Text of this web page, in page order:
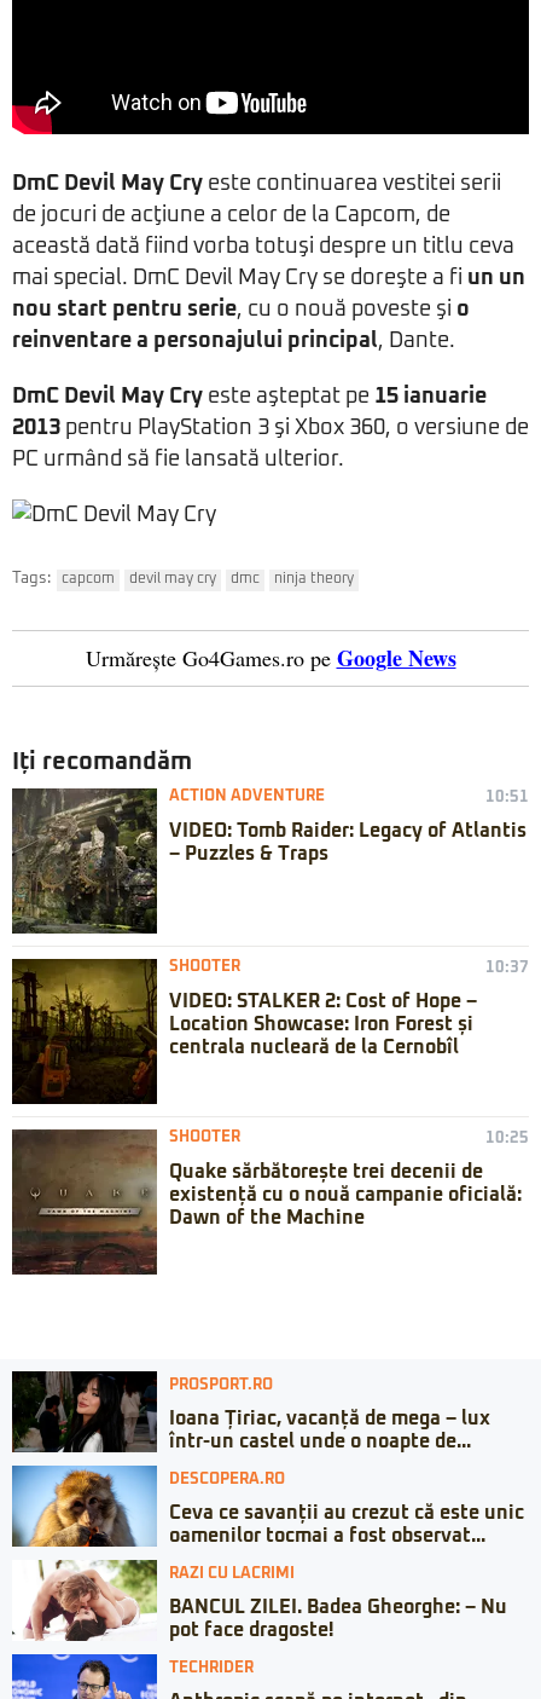
DmC Devil May Cry este continuarea vestitei serii
de jocuri de acţiune a celor de la Capcom, de
această dată fiind vorba totuşi despre un titlu ceva
mai special. DmC Devil May Cry se doreşte a fi un un
nou start pentru serie, cu o nouă poveste şi o
reinventare a personajului principal, Dante.
DmC Devil May Cry este aşteptat pe 15 ianuarie
2013 pentru PlayStation 3 şi Xbox 360, o versiune de
PC urmând să fie lansată ulterior.
Tags: capcom devil may cry dmc ninja theory
Urmărește Go4Games.ro pe Google News
Iți recomandăm
ACTION ADVENTURE 10:51
VIDEO: Tomb Raider: Legacy of Atlantis
– Puzzles & Traps
SHOOTER 10:37
VIDEO: STALKER 2: Cost of Hope –
Location Showcase: Iron Forest și
centrala nucleară de la Cernobîl
SHOOTER 10:25
Quake sărbătorește trei decenii de
existență cu o nouă campanie oficială:
Dawn of the Machine
PROSPORT.RO
Ioana Țiriac, vacanță de mega – lux
într-un castel unde o noapte de...
DESCOPERA.RO
Ceva ce savanții au crezut că este unic
oamenilor tocmai a fost observat...
RAZI CU LACRIMI
BANCUL ZILEI. Badea Gheorghe: – Nu
pot face dragoste!
TECHRIDER